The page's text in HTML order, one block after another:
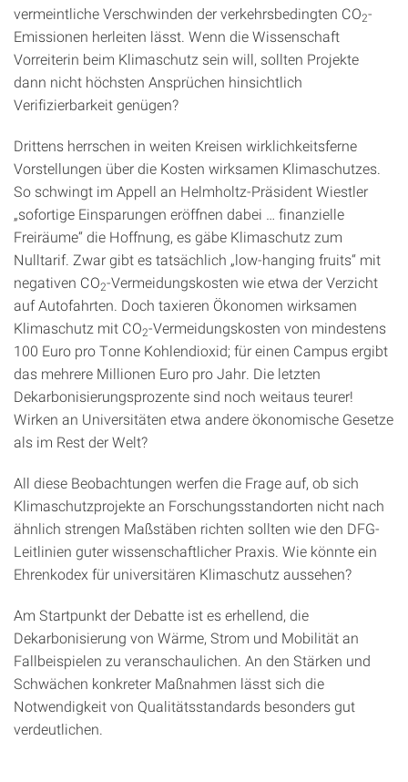
vermeintliche Verschwinden der verkehrsbedingten CO2-
Emissionen herleiten lässt. Wenn die Wissenschaft
Vorreiterin beim Klimaschutz sein will, sollten Projekte
dann nicht höchsten Ansprüchen hinsichtlich
Verifizierbarkeit genügen?
Drittens herrschen in weiten Kreisen wirklichkeitsferne
Vorstellungen über die Kosten wirksamen Klimaschutzes.
So schwingt im Appell an Helmholtz-Präsident Wiestler
„sofortige Einsparungen eröffnen dabei … finanzielle
Freiräume“ die Hoffnung, es gäbe Klimaschutz zum
Nulltarif. Zwar gibt es tatsächlich „low-hanging fruits“ mit
negativen CO2-Vermeidungskosten wie etwa der Verzicht
auf Autofahrten. Doch taxieren Ökonomen wirksamen
Klimaschutz mit CO2-Vermeidungs­kosten von mindestens
100 Euro pro Tonne Kohlendioxid; für einen Campus ergibt
das mehrere Millionen Euro pro Jahr. Die letzten
Dekarbonisierungsprozente sind noch weitaus teurer!
Wirken an Universitäten etwa andere ökonomische Gesetze
als im Rest der Welt?
All diese Beobachtungen werfen die Frage auf, ob sich
Klimaschutzprojekte an Forschungs­standorten nicht nach
ähnlich strengen Maßstäben richten sollten wie den DFG-
Leitlinien guter wissenschaftlicher Praxis. Wie könnte ein
Ehrenkodex für universitären Klimaschutz aussehen?
Am Startpunkt der Debatte ist es erhellend, die
Dekarbonisierung von Wärme, Strom und Mobilität an
Fallbeispielen zu veranschaulichen. An den Stärken und
Schwächen konkreter Maßnahmen lässt sich die
Notwendigkeit von Qualitätsstandards besonders gut
verdeutlichen.